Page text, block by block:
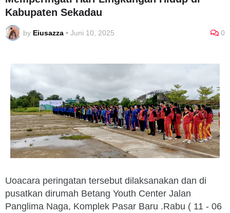
Kabupaten Sekadau
by Eiusazza • Juni 10, 2025 0
Uoacara peringatan tersebut dilaksanakan dan di
pusatkan dirumah Betang Youth Center Jalan
Panglima Naga, Komplek Pasar Baru .Rabu ( 11 - 06